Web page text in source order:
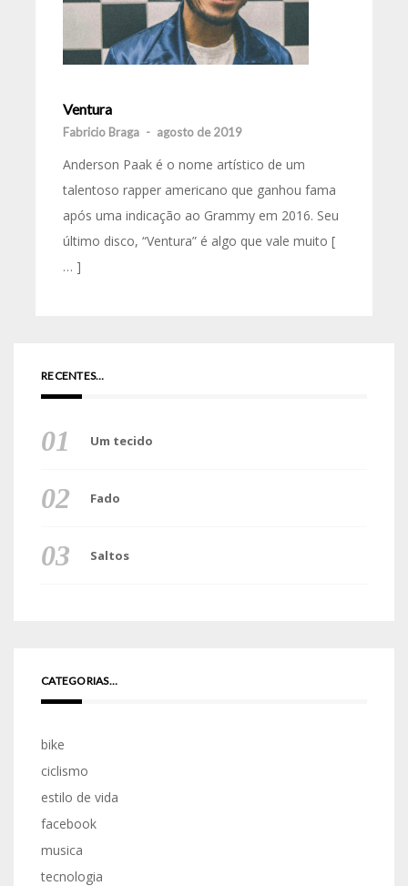
Ventura
Fabricio Braga - agosto de 2019
Anderson Paak é o nome artístico de um
talentoso rapper americano que ganhou fama
após uma indicação ao Grammy em 2016. Seu
último disco, “Ventura” é algo que vale muito [
… ]
RECENTES…
Um tecido
Fado
Saltos
CATEGORIAS…
bike
ciclismo
estilo de vida
facebook
musica
tecnologia